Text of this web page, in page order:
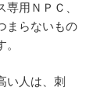
用ＮＰＣ、
まらないもの
い人は、刺